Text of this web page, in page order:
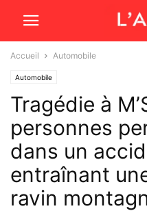
Accueil Automobile
Automobile
Tragédie à
personnes
dans un
entraînant
ravin